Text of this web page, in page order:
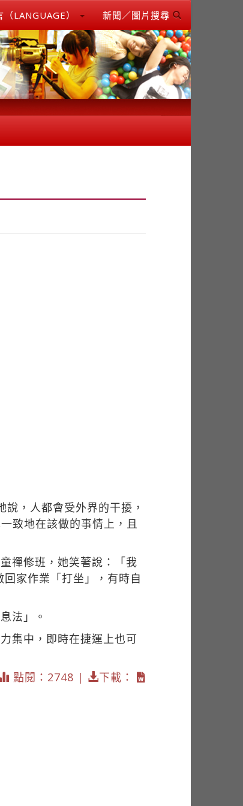
（LANGUAGE） 新聞／圖片搜尋
，人都會受外界的干擾，
致地在該做的事情上，且
禪修班，她笑著說：「我
家作業「打坐」，有時自
法」。
集中，即時在捷運上也可
點閱：2748 | 下載：